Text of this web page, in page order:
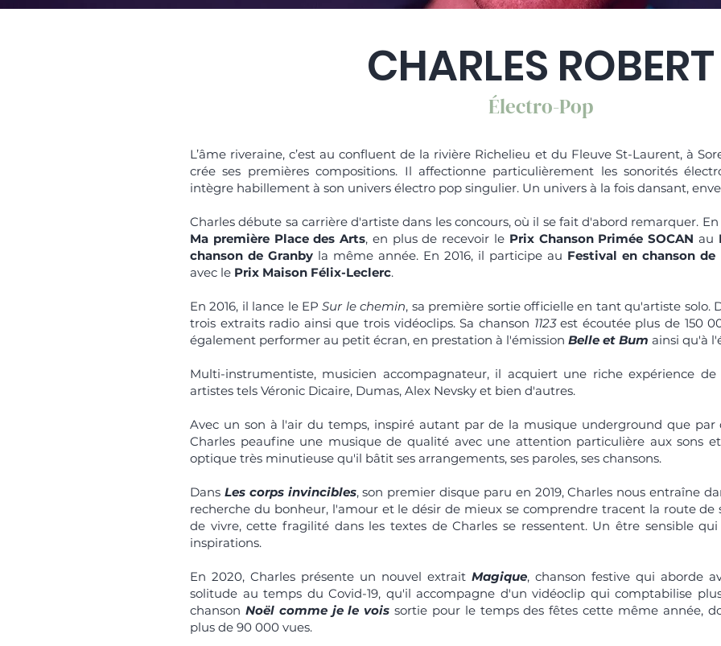
CHARLES ROBERT
Électro-Pop
L’âme riveraine, c’est au confluent de la rivière Richelieu et du Fleuve St-Laurent, à
crée ses premières compositions. Il affectionne particulièrement les sonorités
intègre habillement à son univers électro pop singulier. Un univers à la fois dansant,
Charles débute sa carrière d'artiste dans les concours, où il se fait d'abord remarquer.
Ma première Place des Arts, en plus de recevoir le Prix Chanson Primée SOCAN au
chanson de Granby la même année. En 2016, il participe au Festival en chanson de
avec le Prix Maison Félix-Leclerc.
En 2016, il lance le EPSur le chemin, sa première sortie officielle en tant qu'artiste solo.
trois extraits radio ainsi que trois vidéoclips. Sa chanson 1123est écoutée plus de 150
également performer au petit écran, en prestation à l'émission Belle et Bum ainsi qu'à
Multi-instrumentiste, musicien accompagnateur, il acquiert une riche expérience
artistes tels Véronic Dicaire, Dumas, Alex Nevsky et bien d'autres.
Avec un son à l'air du temps, inspiré autant par de la musique underground que par
Charles peaufine une musique de qualité avec une attention particulière aux sons
optique très minutieuse qu'il bâtit ses arrangements, ses paroles, ses chansons.
Dans Les corps invincibles, son premier disque paru en 2019, Charles nous entraîne
recherche du bonheur, l'amour et le désir de mieux se comprendre tracent la route de
de vivre, cette fragilité dans les textes de Charles se ressentent. Un être sensible
inspirations.
En 2020, Charles présente un nouvel extrait Magique, chanson festive qui aborde
solitude au temps du Covid-19, qu'il accompagne d'un vidéoclip qui comptabilise
chanson Noël comme je le vois sortie pour le temps des fêtes cette même année,
plus de 90 000 vues.